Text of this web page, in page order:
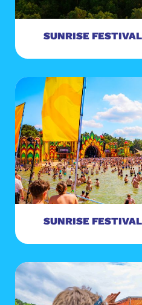
SUNRISE
SUNRISE